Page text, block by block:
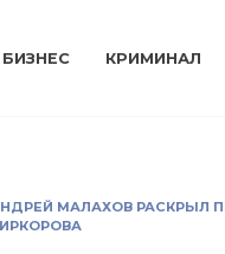
БИЗНЕС КРИМИНАЛ
МАЛАХОВ РАСКРЫЛ